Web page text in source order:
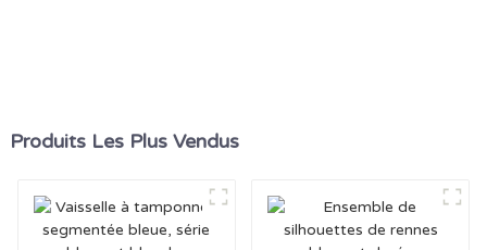
Produits Les Plus Vendus